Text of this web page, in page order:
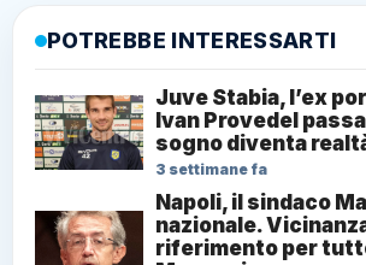
POTREBBE INTERESSARTI
Juve Stabia, l’ex
Ivan Provedel
sogno diventa
3 settimane fa
Napoli, il sindaco
nazionale.
riferimento per